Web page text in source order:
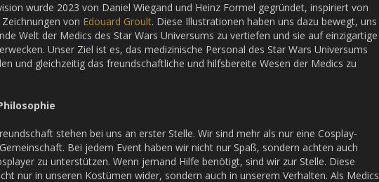
wurde 2023 von Daniel Wiegand und Heinz Formel gegründet, inspiriert von
von Edouard Groult. Diese Illustrationen haben uns dazu bewegt, uns
Welt der Medics des Star Wars Universums zu vertiefen und sie auf einzigartige
Unser Ziel ist es, das medizinische Personal des Star Wars Universums
und gleichzeitig das freundschaftliche und hilfsbereite Wesen der Medics zu
stehen bei uns an erster Stelle. Wir sind mehr als nur eine Cosplay-
Bei jedem Event haben wir nicht nur Spaß, sondern achten auch
zu unterstützen. Wenn jemand Hilfe benötigt, sind wir zur Stelle. Diese
nur in unseren Kostümen wider, sondern auch in unserem Verhalten. Als Medics